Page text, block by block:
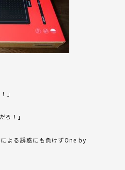
」
ろ！」
よる誘惑にも負けずOne by